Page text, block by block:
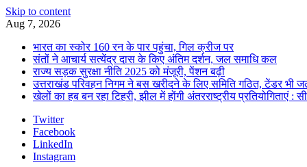
Skip to content
Aug 7, 2026
भारत का स्कोर 160 रन के पार पहुंचा, गिल क्रीज पर
संतों ने आचार्य सत्येंद्र दास के किए अंतिम दर्शन, जल समाधि कल
राज्य सड़क सुरक्षा नीति 2025 को मंजूरी, पेंशन बढ़ी
उत्तराखंड परिवहन निगम ने बस खरीदने के लिए समिति गठित, टेंडर भी
खेलों का हब बन रहा टिहरी, झील में होंगी अंतरराष्ट्रीय प्रतियोगिताएं :
Twitter
Facebook
LinkedIn
Instagram